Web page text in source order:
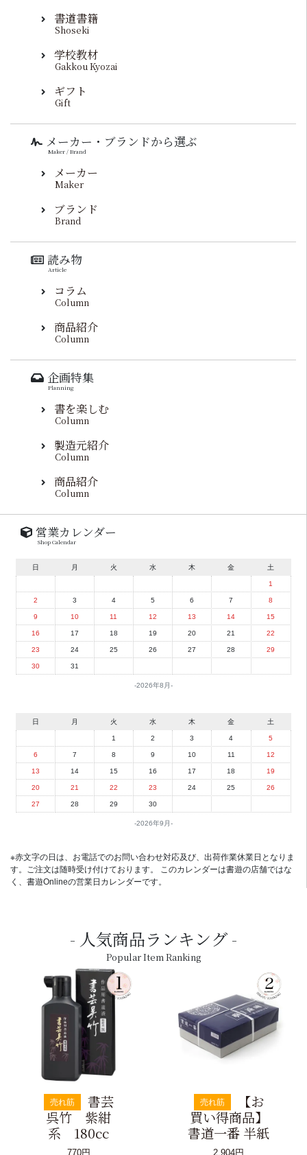
書道書籍
Shoseki
学校教材
Gakkou Kyozai
ギフト
Gift
メーカー・ブランドから選ぶ
Maker / Brand
メーカー
Maker
ブランド
Brand
読み物
Article
コラム
Column
商品紹介
Column
企画特集
Planning
書を楽しむ
Column
製造元紹介
Column
商品紹介
Column
営業カレンダー
Shop Calendar
2026年8月
日 月 火 水 木 金 土
1
2 3 4 5 6 7 8
9 10 11 12 13 14 15
16 17 18 19 20 21 22
23 24 25 26 27 28 29
30 31
2026年9月
日 月 火 水 木 金 土
1 2 3 4 5
6 7 8 9 10 11 12
13 14 15 16 17 18 19
20 21 22 23 24 25 26
27 28 29 30
※赤文字の日は、お電話でのお問い合わせ対応及び、出荷作業休業日となりま
す。ご注文は随時受け付けております。 このカレンダーは書遊の店舗ではな
く、書遊Onlineの営業日カレンダーです。
人気商品ランキング
Popular Item Ranking
売れ筋
書芸
呉竹 紫紺
系 180cc
770円
売れ筋
【お
買い得商品】
書道一番 半紙
2,904円